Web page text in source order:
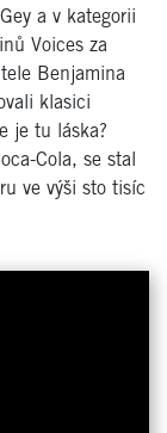
a v kategorii
Voices za
Benjamina
klasici
je tu láska?
Cola, se stal
ve výši sto tisíc